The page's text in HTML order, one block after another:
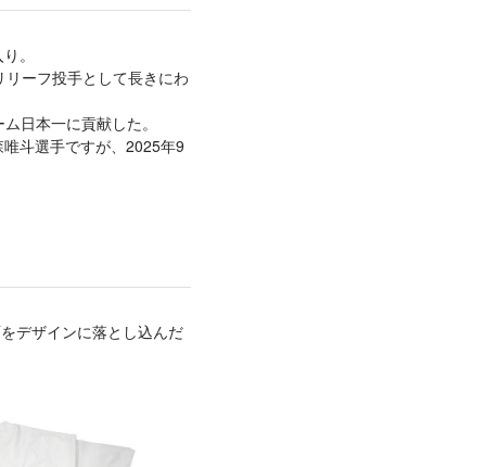
。
ーフ投手として長きにわ
日本一に貢献した。
斗選手ですが、2025年9
デザインに落とし込んだ